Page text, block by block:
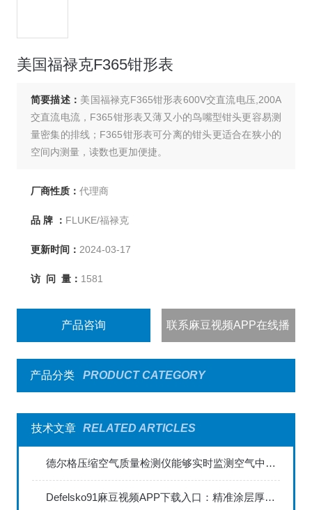
美国福禄克F365钳形表
简要描述： 美国福禄克F365钳形表600V交直流电压,200A
交直流电流，F365钳形表又薄又小的鸟嘴型钳头更容易测
量密集的排线；F365钳形表可分离的钳头更适合在狭小的
空间内测量，读数也更加便捷。
厂商性质： 代理商
品 牌 ： FLUKE/福禄克
更新时间： 2024-03-17
访 问 量： 1581
产品咨询 联系麻豆视频APP在线播
出
产品分类
PRODUCT CATEGORY
技术文章 RELATED ARTICLES
德尔格压缩空气质量检测仪能够实时监测空气中的污染物浓度
Defelsko91麻豆视频APP下载入口：精准涂层厚度检测的利器